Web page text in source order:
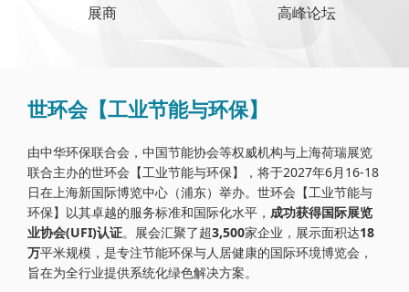
展商
高峰论坛
世环会【工业节能与环保】
由中华环保联合会，中国节能协会等权威机构与上海荷瑞展览
联合主办的世环会【工业节能与环保】，将于2027年6月16-18
日在上海新国际博览中心（浦东）举办。世环会【工业节能与
环保】以其卓越的服务标准和国际化水平， 成功获得国际展览
业协会(UFI)认证。展会汇聚了超3,500家企业，展示面积达18
万平米规模，是专注节能环保与人居健康的国际环境博览会，
旨在为全行业提供系统化绿色解决方案。